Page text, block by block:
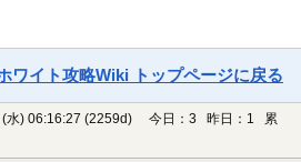
ワイト攻略Wiki トップページに戻る
水) 06:16:27 (2259d)
今日：3 昨日：1 累